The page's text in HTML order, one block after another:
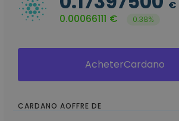
€
0.00066111 € 0.38%
AcheterCardano
CARDANO AOFFRE DE